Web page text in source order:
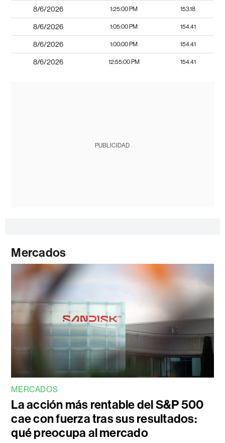
8/6/2026 1:25:00 PM 153.18
8/6/2026 1:05:00 PM 154.41
8/6/2026 1:00:00 PM 154.41
8/6/2026 12:55:00 PM 154.41
PUBLICIDAD
Mercados
MERCADOS
La acción más rentable del S&P 500
cae con fuerza tras sus resultados:
qué preocupa al mercado